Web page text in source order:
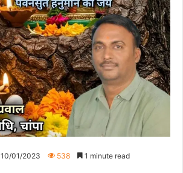
10/01/2023 538 1 minute read